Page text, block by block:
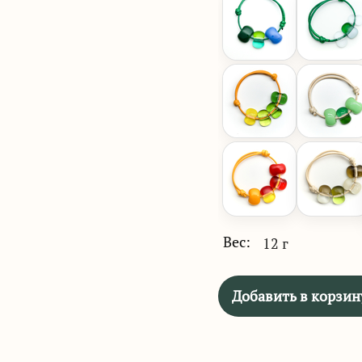
Вес: 12 г
Добавить в